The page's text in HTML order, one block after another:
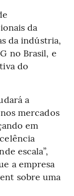
da
da indústria,
no Brasil, e
do
a
mercados
em
escala”,
a empresa
sobre uma